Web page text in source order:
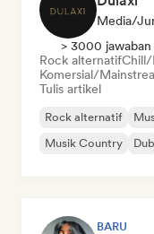
Media/
> 3000
Rock alternatif
Komersial/
Tulis artikel
Rock alternatif
Musik Country
Dub
BARU